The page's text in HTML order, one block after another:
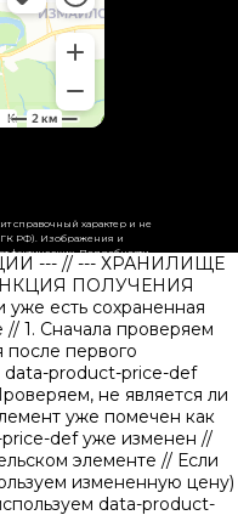
справочный характер и не
ГК РФ). Изображения и
фактических. Подробности
--- // --- ХРАНИЛИЩЕ
ПОЛУЧЕНИЯ
уже есть сохраненная
// 1. Сначала проверяем
после первого
data-product-price-def
не является ли
уже помечен как
def уже изменен //
элементе // Если
измененную цену)
data-product-